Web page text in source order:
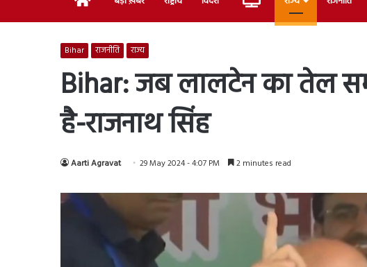
Bihar राजनीति राज्य
Bihar: जब लालटेन का तेल
है-राजनाथ सिंह
Aarti Agravat 29 May 2024 - 4:07 PM 2 minutes read